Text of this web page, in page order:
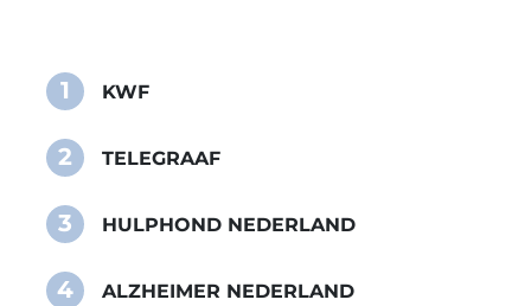
1 KWF
2 TELEGRAAF
3 HULPHOND NEDERLAND
4 ALZHEIMER NEDERLAND